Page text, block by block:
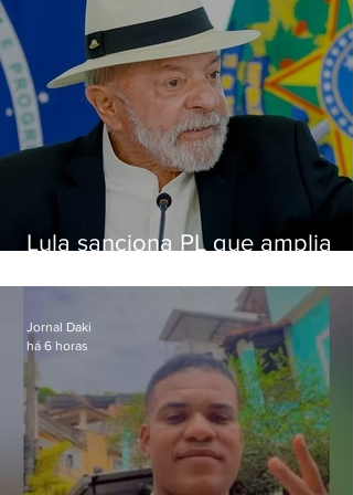
Lula sanciona PL que amplia
crianças
Jornal Daki
há 6 horas